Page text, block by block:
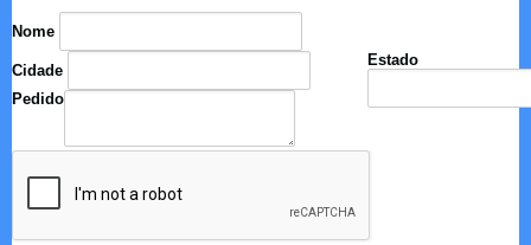
Nome
Cidade
Estado
Pedido